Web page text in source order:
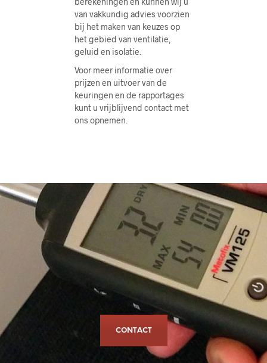
van vakkundig advies voorzien
bij het maken van keuzes op
het gebied van ventilatie,
geluid en isolatie.
Voor meer informatie over
prijzen en uitvoer van de
keuringen en de rapportages
kunt u vrijblijvend contact met
ons opnemen.
CONTACT